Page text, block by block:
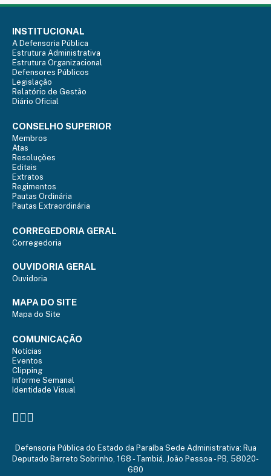
INSTITUCIONAL
A Defensoria Pública
Estrutura Administrativa
Estrutura Organizacional
Defensores Públicos
Legislação
Relatório de Gestão
Diário Oficial
CONSELHO SUPERIOR
Membros
Atas
Resoluções
Editais
Extratos
Regimentos
Pautas Ordinária
Pautas Extraordinária
CORREGEDORIA GERAL
Corregedoria
OUVIDORIA GERAL
Ouvidoria
MAPA DO SITE
Mapa do Site
COMUNICAÇÃO
Notícias
Eventos
Clipping
Informe Semanal
Identidade Visual
Defensoria Pública do Estado da Paraíba Sede Administrativa: Rua
Deputado Barreto Sobrinho, 168 - Tambiá, João Pessoa - PB, 58020-
680